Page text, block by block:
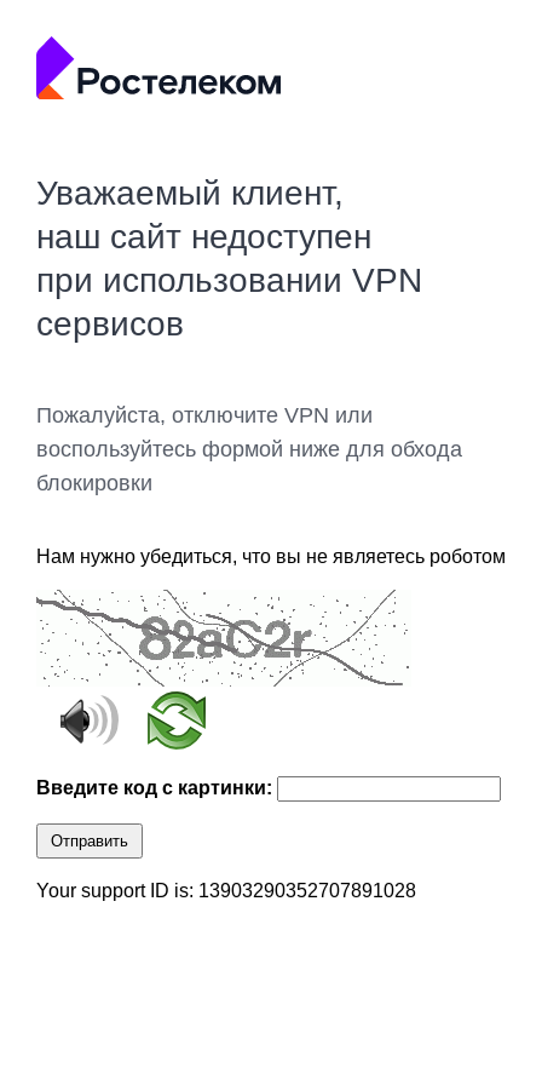
Уважаемый клиент,
наш сайт недоступен
при использовании VPN
сервисов
Пожалуйста, отключите VPN или
воспользуйтесь формой ниже для обхода
блокировки
Нам нужно убедиться, что вы не являетесь роботом
Введите код с картинки:
Отправить
Your support ID is: 13903290352707891028